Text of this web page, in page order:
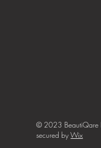
© 2023 BeautiQare
secured byWix